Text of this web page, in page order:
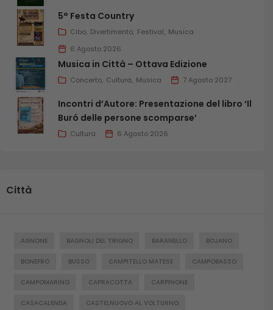
5° Festa Country
Cibo Divertimento Festival Musica
6 Agosto 2026
Musica in Città – Ottava Edizione
Concerto Cultura Musica 7 Agosto 2027
Incontri d’Autore: Presentazione del libro ‘Il
Buró delle persone scomparse’
Cultura 6 Agosto 2026
Città
AGNONE BAGNOLI DEL TRIGNO BARANELLO BOJANO
BONEFRO BUSSO CAMPITELLO MATESE CAMPOBASSO
CAMPOMARINO CAPRACOTTA CARPINONE
CASACALENDA CASTELNUOVO AL VOLTURNO